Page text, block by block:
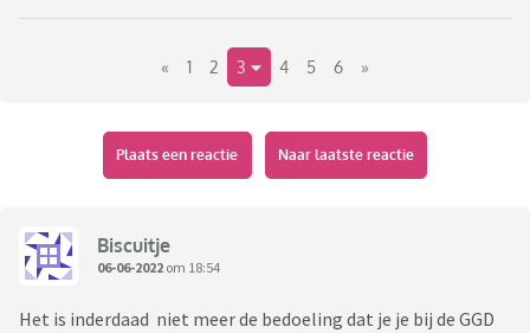
een verzorgingshuis.
Ik volg het nieuws totaal niet dus heb geen idee wat de
« 1 2 3 4 5 6 »
Plaats een reactie Naar laatste reactie
Biscuitje
06-06-2022 om 18:54
Het is inderdaad niet meer de bedoeling dat je je bij de GGD